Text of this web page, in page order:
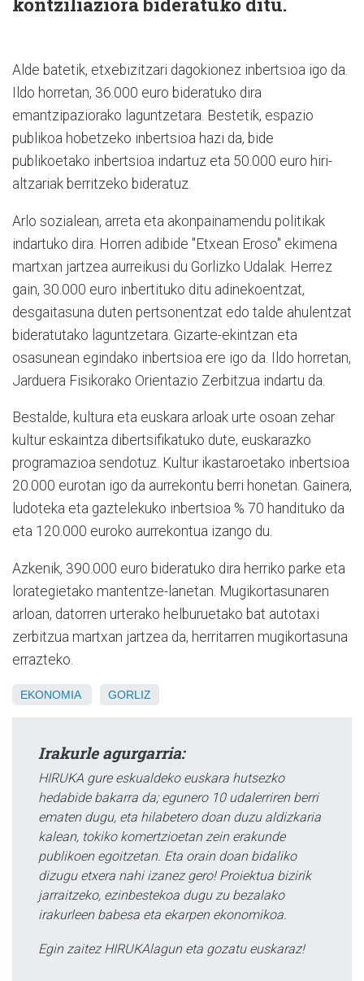
kontziliaziora bideratuko ditu.
Alde batetik, etxebizitzari dagokionez inbertsioa igo da.
Ildo horretan, 36.000 euro bideratuko dira
emantzipaziorako laguntzetara. Bestetik, espazio
publikoa hobetzeko inbertsioa hazi da, bide
publikoetako inbertsioa indartuz eta 50.000 euro hiri-
altzariak berritzeko bideratuz.
Arlo sozialean, arreta eta akonpainamendu politikak
indartuko dira. Horren adibide "Etxean Eroso" ekimena
martxan jartzea aurreikusi du Gorlizko Udalak. Herrez
gain, 30.000 euro inbertituko ditu adinekoentzat,
desgaitasuna duten pertsonentzat edo talde ahulentzat
bideratutako laguntzetara. Gizarte-ekintzan eta
osasunean egindako inbertsioa ere igo da. Ildo horretan,
Jarduera Fisikorako Orientazio Zerbitzua indartu da.
Bestalde, kultura eta euskara arloak urte osoan zehar
kultur eskaintza dibertsifikatuko dute, euskarazko
programazioa sendotuz. Kultur ikastaroetako inbertsioa
20.000 eurotan igo da aurrekontu berri honetan. Gainera,
ludoteka eta gaztelekuko inbertsioa % 70 handituko da
eta 120.000 euroko aurrekontua izango du.
Azkenik, 390.000 euro bideratuko dira herriko parke eta
lorategietako mantentze-lanetan. Mugikortasunaren
arloan, datorren urterako helburuetako bat autotaxi
zerbitzua martxan jartzea da, herritarren mugikortasuna
errazteko.
EKONOMIA GORLIZ
Irakurle agurgarria:
HIRUKA gure eskualdeko euskara hutsezko
hedabide bakarra da; egunero 10 udalerriren berri
ematen dugu, eta hilabetero doan duzu aldizkaria
kalean, tokiko komertzioetan zein erakunde
publikoen egoitzetan. Eta orain doan bidaliko
dizugu etxera nahi izanez gero! Proiektua bizirik
jarraitzeko, ezinbestekoa dugu zu bezalako
irakurleen babesa eta ekarpen ekonomikoa.
Egin zaitez HIRUKAlagun eta gozatu euskaraz!